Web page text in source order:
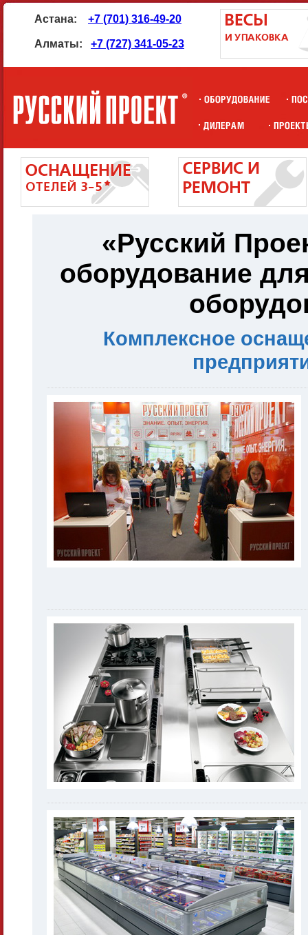
Астана: +7 (701) 316-49-20
Алматы: +7 (727) 341-05-23
«Русский
оборудование
Комплексное